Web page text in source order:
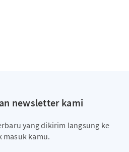
newsletter kami
yang dikirim langsung ke
masuk kamu.